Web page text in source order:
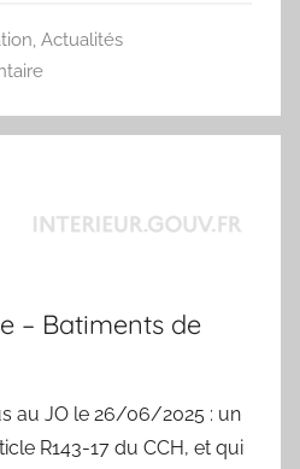
, Actualités
– Batiments de
au JO le 26/06/2025 : un
R143-17 du CCH, et qui